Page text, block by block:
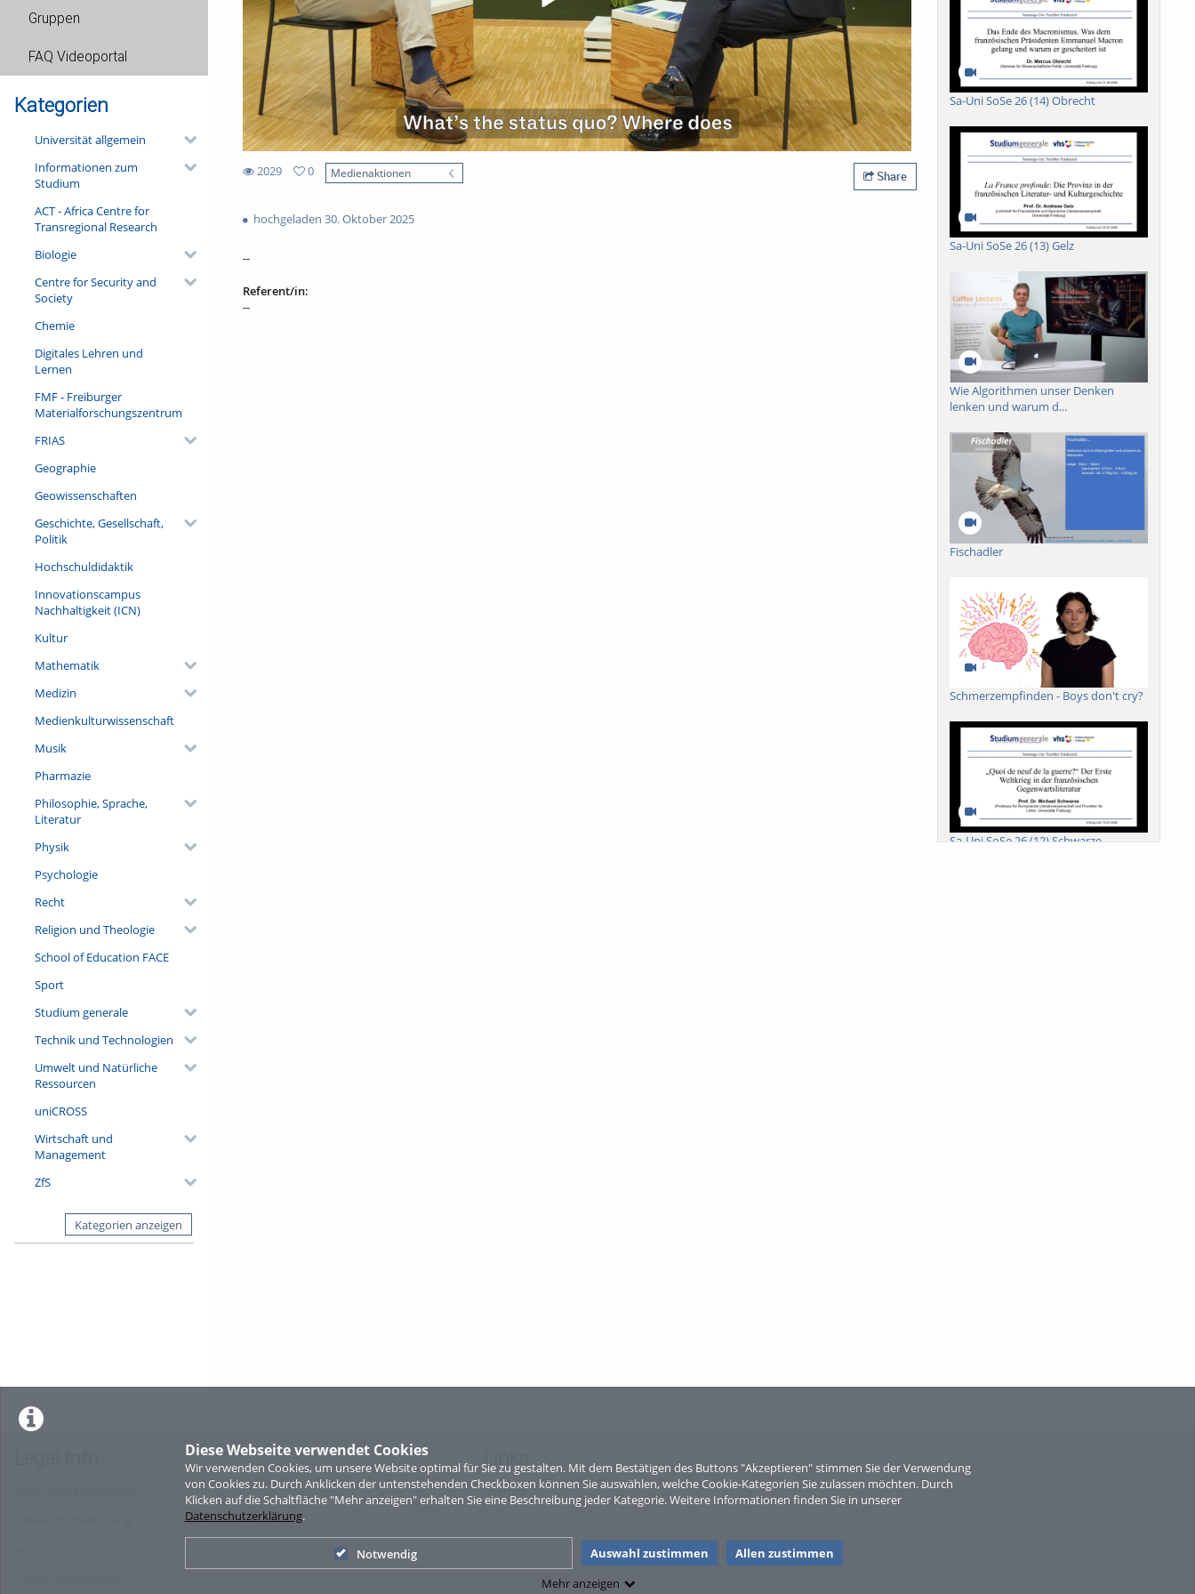
Diese Webseite verwendet Cookies
Wir verwenden Cookies, um unsere Website optimal für Sie zu gestalten. Mit dem Bestätigen des Buttons "Akzeptieren" stimmen Sie der Verwendung
von Cookies zu. Durch Anklicken der untenstehenden Checkboxen können Sie auswählen, welche Cookie-Kategorien Sie zulassen möchten. Durch
Klicken auf die Schaltfläche "Mehr anzeigen" erhalten Sie eine Beschreibung jeder Kategorie. Weitere Informationen finden Sie in unserer
Datenschutzerklärung.
Notwendig Auswahl zustimmen
Allen zustimmen
Mehr anzeigen
Gruppen
FAQ Videoportal
Kategorien
Universität allgemein
Informationen zum
Studium
ACT - Africa Centre for
Transregional Research
Biologie
Centre for Security and
Society
Chemie
Digitales Lehren und
Lernen
FMF - Freiburger
Materialforschungszentrum
FRIAS
Geographie
Geowissenschaften
Geschichte, Gesellschaft,
Politik
Hochschuldidaktik
Innovationscampus
Nachhaltigkeit (ICN)
Kultur
Mathematik
Medizin
Medienkulturwissenschaft
Musik
Pharmazie
Philosophie, Sprache,
Literatur
Physik
Psychologie
Recht
Religion und Theologie
School of Education FACE
Sport
Studium generale
Technik und Technologien
Umwelt und Natürliche
Ressourcen
uniCROSS
Wirtschaft und
Management
ZfS
Kategorien anzeigen
2029
views
0
Medienaktionen Share
hochgeladen 30. Oktober 2025
--
Referent/in:
--
Sa-Uni SoSe 26 (14) Obrecht
Sa-Uni SoSe 26 (13) Gelz
Wie Algorithmen unser Denken
lenken und warum d...
Fischadler
Schmerzempfinden - Boys don't cry?
Sa-Uni SoSe 26 (12) Schwarze
Sperber
Links
Sitemap